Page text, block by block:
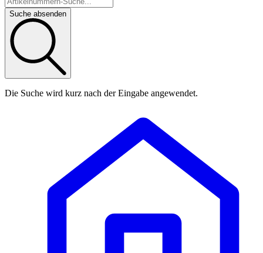
Suche absenden
Die Suche wird kurz nach der Eingabe angewendet.